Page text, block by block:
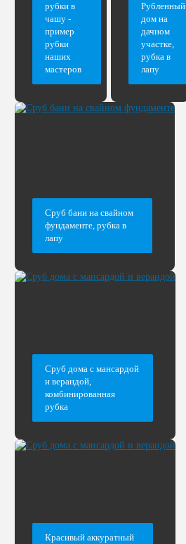
рубки в
чашу -
пример
рубки
наших
мастеров
Рубленный
дом на
дачном
участке,
рубка в
лапу
Сруб бани на свайном
фундаменте, рубка в
лапу
Сруб дома с мансардой
и верандой,
комбинированная
рубка
Красивый аккуратный